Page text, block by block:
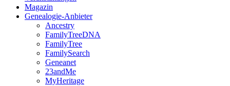
Magazin
Genealogie-Anbieter
Ancestry
FamilyTreeDNA
FamilyTree
FamilySearch
Geneanet
23andMe
MyHeritage